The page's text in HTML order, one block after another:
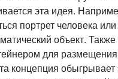
эта идея.
портрет человека
объект. Также
для размещения
концепция обыгрывает